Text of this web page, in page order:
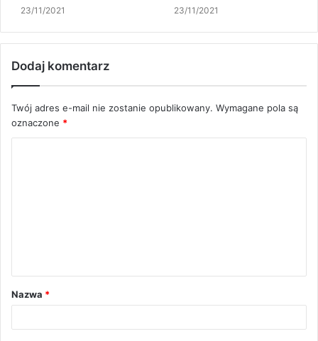
23/11/2021 23/11/2021
Dodaj komentarz
Twój adres e-mail nie zostanie opublikowany. Wymagane pola są
oznaczone *
a
r
Nazwa *